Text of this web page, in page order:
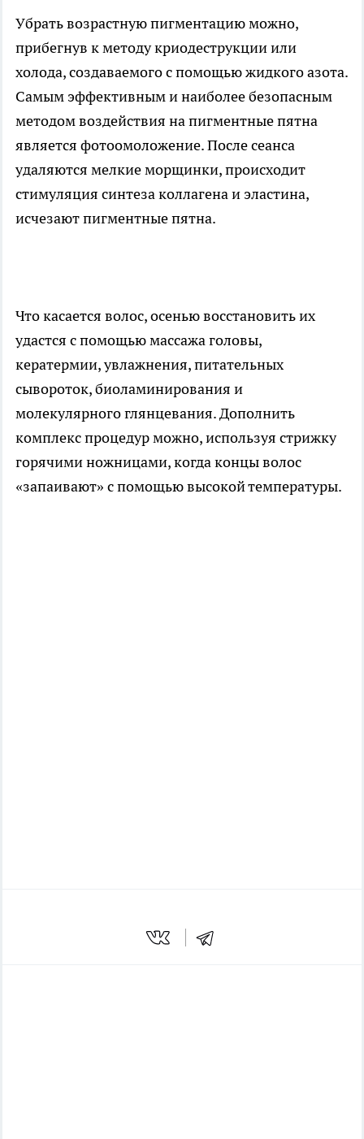
Убрать возрастную пигментацию можно,
прибегнув к методу криодеструкции или
холода, создаваемого с помощью жидкого азота.
Самым эффективным и наиболее безопасным
методом воздействия на пигментные пятна
является фотоомоложение. После сеанса
удаляются мелкие морщинки, происходит
стимуляция синтеза коллагена и эластина,
исчезают пигментные пятна.
Что касается волос, осенью восстановить их
удастся с помощью массажа головы,
кератермии, увлажнения, питательных
сывороток, биоламинирования и
молекулярного глянцевания. Дополнить
комплекс процедур можно, используя стрижку
горячими ножницами, когда концы волос
«запаивают» с помощью высокой температуры.